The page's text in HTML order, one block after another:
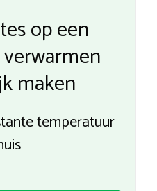
op een
maken
temperatuur